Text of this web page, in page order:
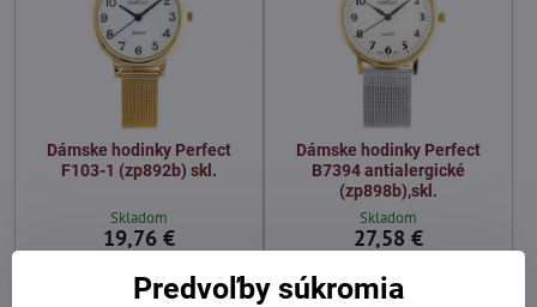
Dámske hodinky Perfect
F103-1 (zp892b) skl.
Skladom
19,76 €
Pridať do košíka
Dámske hodinky Perfect
B7394 antialergické
(zp898b),skl.
Skladom
27,58 €
Pridať do košíka
Predvoľby súkromia